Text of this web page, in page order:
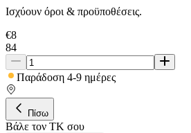
Ισχύουν όροι & προϋποθέσεις.
€8
84
Παράδοση 4-9 ημέρες
Πίσω
Βάλε τον ΤΚ σου